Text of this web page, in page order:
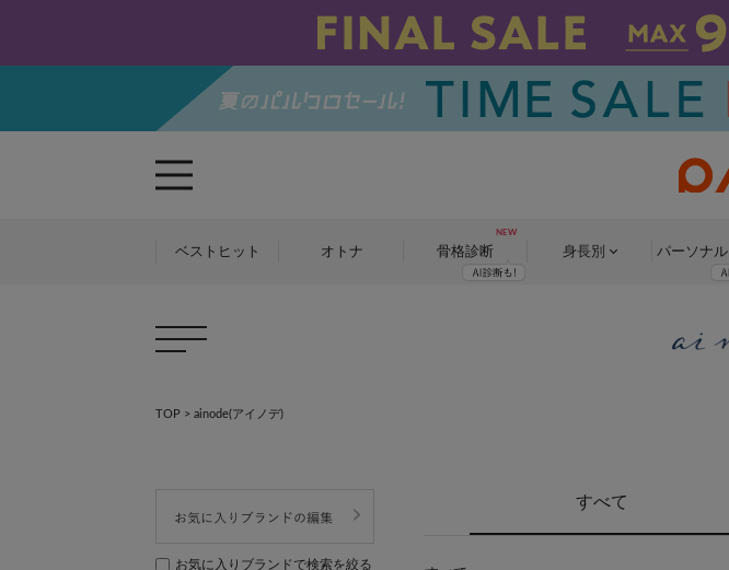
ベストヒット オトナ 骨格診断 身長別 パーソナル
TOP > ainode(アイノデ)
すべて
お気に入りブランドで検索を絞る